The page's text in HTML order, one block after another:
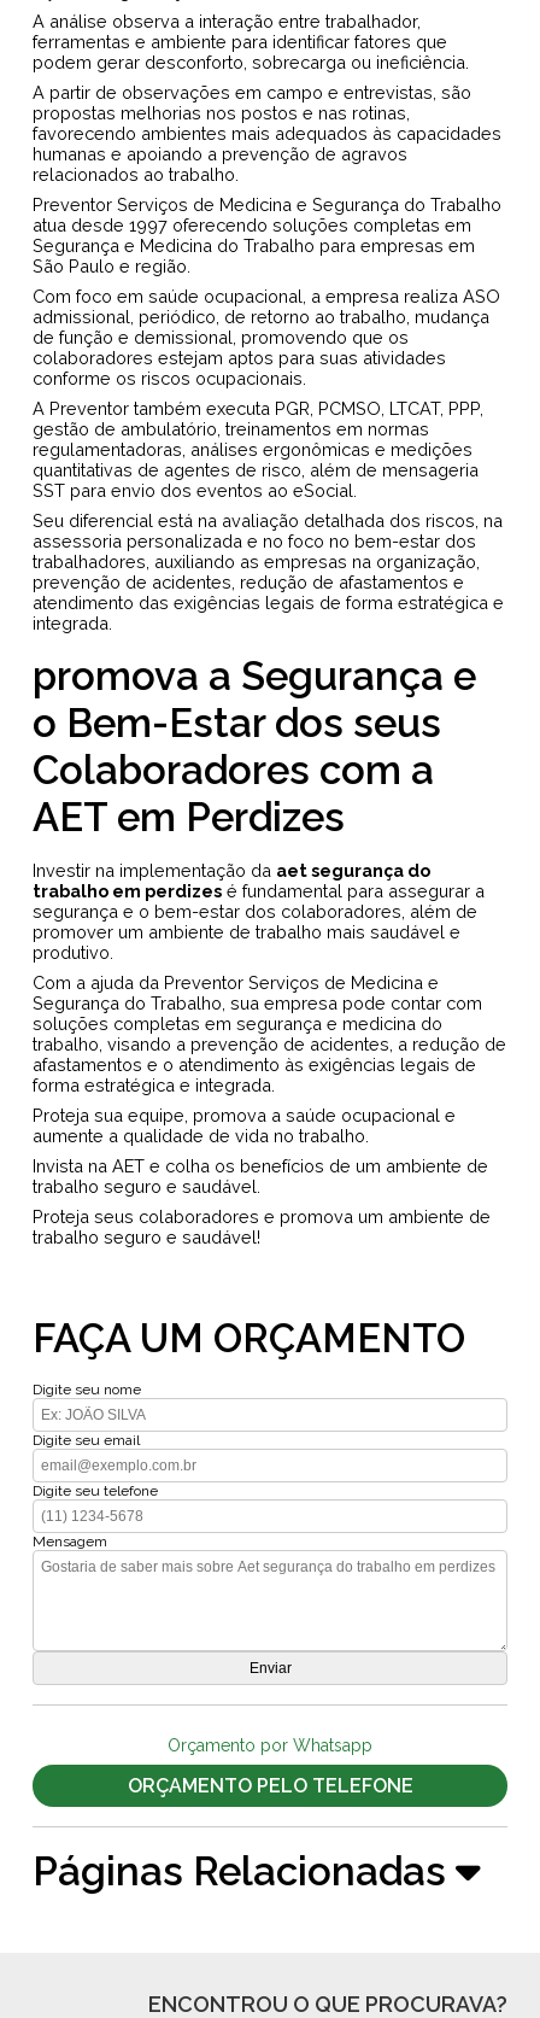
A análise observa a interação entre trabalhador,
ferramentas e ambiente para identificar fatores que
podem gerar desconforto, sobrecarga ou ineficiência.
A partir de observações em campo e entrevistas, são
propostas melhorias nos postos e nas rotinas,
favorecendo ambientes mais adequados às capacidades
humanas e apoiando a prevenção de agravos
relacionados ao trabalho.
Preventor Serviços de Medicina e Segurança do Trabalho
atua desde 1997 oferecendo soluções completas em
Segurança e Medicina do Trabalho para empresas em
São Paulo e região.
Com foco em saúde ocupacional, a empresa realiza ASO
admissional, periódico, de retorno ao trabalho, mudança
de função e demissional, promovendo que os
colaboradores estejam aptos para suas atividades
conforme os riscos ocupacionais.
A Preventor também executa PGR, PCMSO, LTCAT, PPP,
gestão de ambulatório, treinamentos em normas
regulamentadoras, análises ergonômicas e medições
quantitativas de agentes de risco, além de mensageria
SST para envio dos eventos ao eSocial.
Seu diferencial está na avaliação detalhada dos riscos, na
assessoria personalizada e no foco no bem-estar dos
trabalhadores, auxiliando as empresas na organização,
prevenção de acidentes, redução de afastamentos e
atendimento das exigências legais de forma estratégica e
integrada.
promova a Segurança e
o Bem-Estar dos seus
Colaboradores com a
AET em Perdizes
Investir na implementação da aet segurança do
trabalho em perdizes é fundamental para assegurar a
segurança e o bem-estar dos colaboradores, além de
promover um ambiente de trabalho mais saudável e
produtivo.
Com a ajuda da Preventor Serviços de Medicina e
Segurança do Trabalho, sua empresa pode contar com
soluções completas em segurança e medicina do
trabalho, visando a prevenção de acidentes, a redução de
afastamentos e o atendimento às exigências legais de
forma estratégica e integrada.
Proteja sua equipe, promova a saúde ocupacional e
aumente a qualidade de vida no trabalho.
Invista na AET e colha os benefícios de um ambiente de
trabalho seguro e saudável.
Proteja seus colaboradores e promova um ambiente de
trabalho seguro e saudável!
FAÇA UM ORÇAMENTO
Digite seu nome
Digite seu email
Digite seu telefone
Mensagem
Orçamento por Whatsapp
ORÇAMENTO PELO TELEFONE
Páginas Relacionadas
ENCONTROU O QUE PROCURAVA?